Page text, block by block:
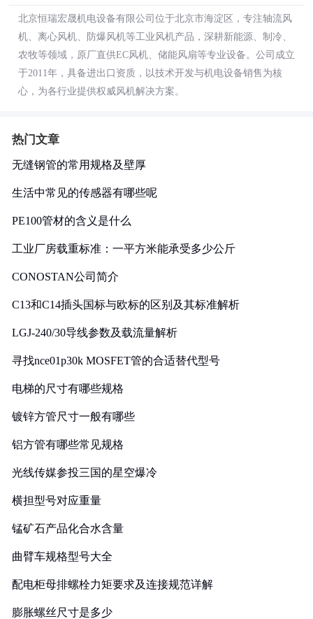
北京恒瑞宏晟机电设备有限公司位于北京市海淀区，专注轴流风
机、离心风机、防爆风机等工业风机产品，深耕新能源、制冷、
农牧等领域，原厂直供EC风机、储能风扇等专业设备。公司成立
于2011年，具备进出口资质，以技术开发与机电设备销售为核
心，为各行业提供权威风机解决方案。
热门文章
无缝钢管的常用规格及壁厚
生活中常见的传感器有哪些呢
PE100管材的含义是什么
工业厂房载重标准：一平方米能承受多少公斤
CONOSTAN公司简介
C13和C14插头国标与欧标的区别及其标准解析
LGJ-240/30导线参数及载流量解析
寻找nce01p30k MOSFET管的合适替代型号
电梯的尺寸有哪些规格
镀锌方管尺寸一般有哪些
铝方管有哪些常见规格
光线传媒参投三国的星空爆冷
横担型号对应重量
锰矿石产品化合水含量
曲臂车规格型号大全
配电柜母排螺栓力矩要求及连接规范详解
膨胀螺丝尺寸是多少